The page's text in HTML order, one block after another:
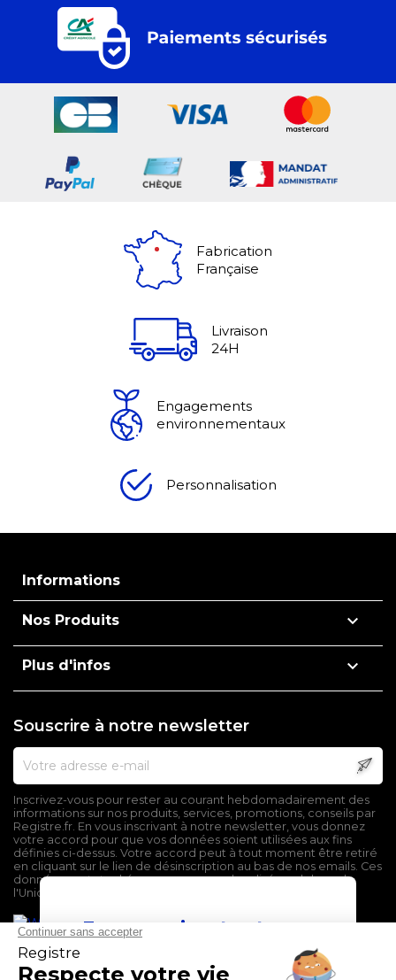
Fabrication
Française
Livraison
24H
Engagements
environnementaux
Personnalisation
Informations
Nos Produits 
Plus d'infos 
Souscrire à notre newsletter
Inscrivez-vous pour rester au courant hebdomadairement des
informations sur nos produits, services, promotions, conseils par
Registre.fr. En vous inscrivant à notre newsletter, vous donnez
votre accord pour que vos données soient utilisées aux fins
définies ci-dessus. Votre accord peut à tout moment être retiré
en cliquant sur le lien de désinscription au bas de nos emails. Ces
données sont stockées sur un serveur localisé en dehors de
l'Union Européenne.
En poursuivant votre
navigation sur ce site,
vous devez accepter